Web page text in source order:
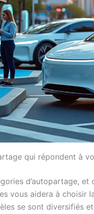
qui répondent à
d’autopartage,
vous aidera à choisir
se sont diversifiés